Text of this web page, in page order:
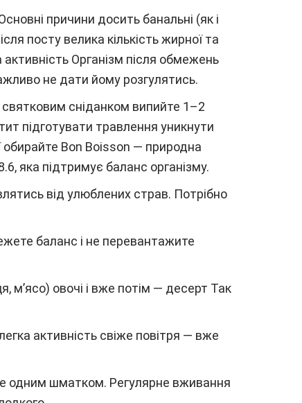
причини досить банальні (як і
посту велика кількість жирної та
активність Організм після обмежень
не дати йому розгулятись.
сніданком випийте 1–2
підготувати травлення уникнути
обирайте Bon Boisson — природна
яка підтримує баланс організму.
від улюблених страв. Потрібно
баланс і не перевантажите
м’ясо) овочі і вже потім — десерт Так
активність свіже повітря — вже
одним шматком. Регулярне вживання